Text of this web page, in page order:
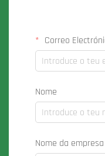
Correo
Nome
Nome da empresa